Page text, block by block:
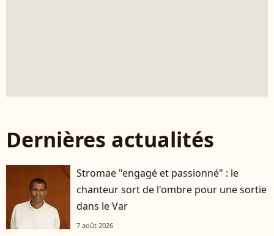
Dernières actualités
Stromae "engagé et passionné" : le
chanteur sort de l'ombre pour une sortie
dans le Var
7 août 2026